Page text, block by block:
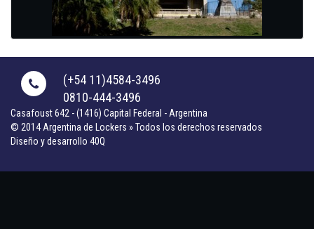
(+54 11)4584-3496
0810-444-3496
Casafoust 642 - (1416) Capital Federal - Argentina
© 2014 Argentina de Lockers » Todos los derechos reservados
Diseño y desarrollo 40Q